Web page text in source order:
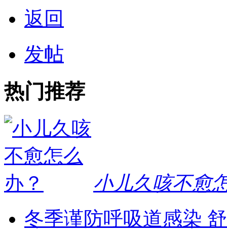
返回
发帖
热门推荐
小儿久咳不愈
冬季谨防呼吸道感染